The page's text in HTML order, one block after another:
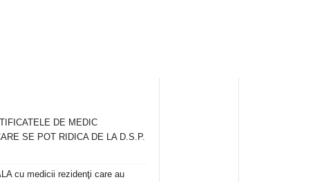
DE MEDIC
SE POT RIDICA DE LA D.S.P.
cu medicii rezidenţi care au